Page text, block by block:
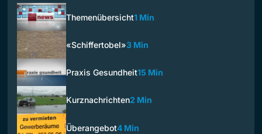
Themenübersicht1 Min
«Schiffertobel»3 Min
Praxis Gesundheit15 Min
Kurznachrichten2 Min
Überangebot4 Min